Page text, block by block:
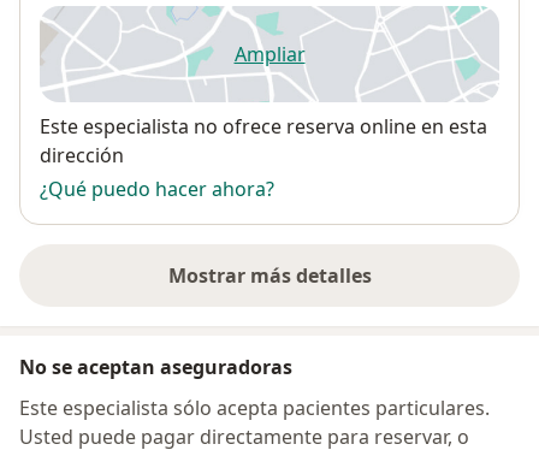
Ampliarse abre en una nueva
Disponibilidad
Este especialista no ofrece reserva online en esta
dirección
¿Qué puedo hacer ahora?
Mostrar más detalles
sobre la dirección
No se aceptan aseguradoras
Este especialista sólo acepta pacientes particulares.
Usted puede pagar directamente para reservar, o